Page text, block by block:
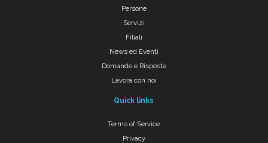
Persone
Servizi
Filiali
News ed Eventi
Domande e Risposte
Lavora con noi
Quick links
Terms of Service
Privacy